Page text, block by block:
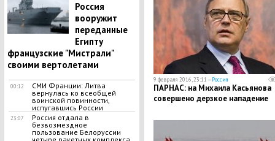
Россия
вооружит
переданные
Египту
французские "Мистрали"
своими вертолетами
00:12
СМИ Франции: Литва
вернулась ко всеобщей
воинской повинности,
испугавшись России
23:07
Россия отдала в
безвозмездное
пользование Белоруссии
9 февраля 2016, 23:11 —Россия
ПАРНАС: на Михаила Касьянова
совершено дерзкое нападение